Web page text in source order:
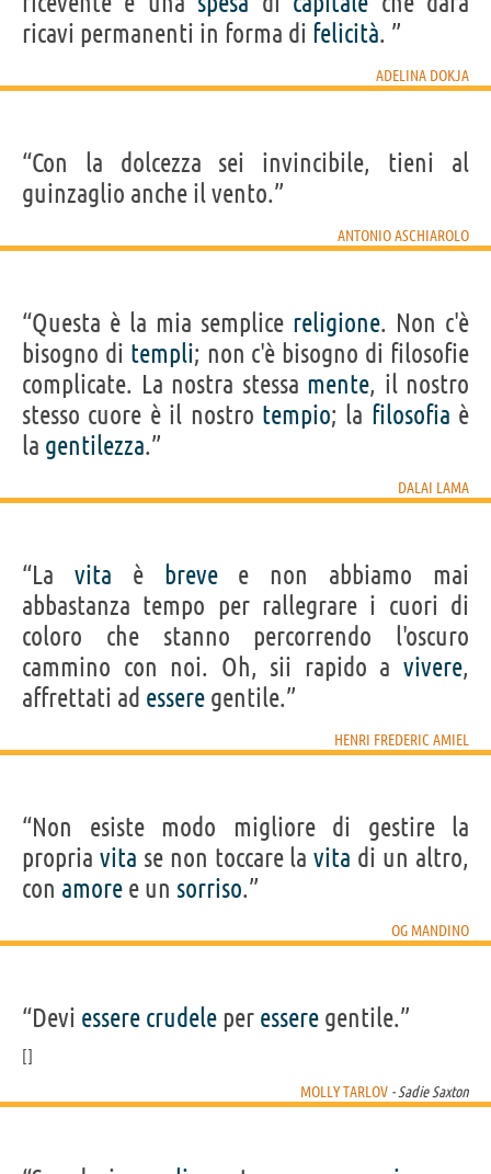
ricavi permanenti in forma di felicità. ”
ADELINA DOKJA
“Con la ‪dolcezza sei invincibile, tieni al
guinzaglio anche il ‪vento.”
ANTONIO ASCHIAROLO
“Questa è la mia semplice religione. Non c'è
bisogno di templi; non c'è bisogno di filosofie
complicate. La nostra stessa mente, il nostro
stesso cuore è il nostro tempio; la filosofia è
la gentilezza.”
DALAI LAMA
“La vita è brevee non abbiamo mai
abbastanza tempo per rallegrare i cuori di
coloro che stanno percorrendo l'oscuro
cammino con noi. Oh, sii rapido a vivere,
affrettati ad essere gentile.”
HENRI FREDERIC AMIEL
“Non esiste modo migliore di gestire la
propria vita se non toccare lavita di un altro,
con amore e un sorriso.”
OG MANDINO
“Devi essere crudele per essere gentile.”
MOLLY TARLOV - Sadie Saxton